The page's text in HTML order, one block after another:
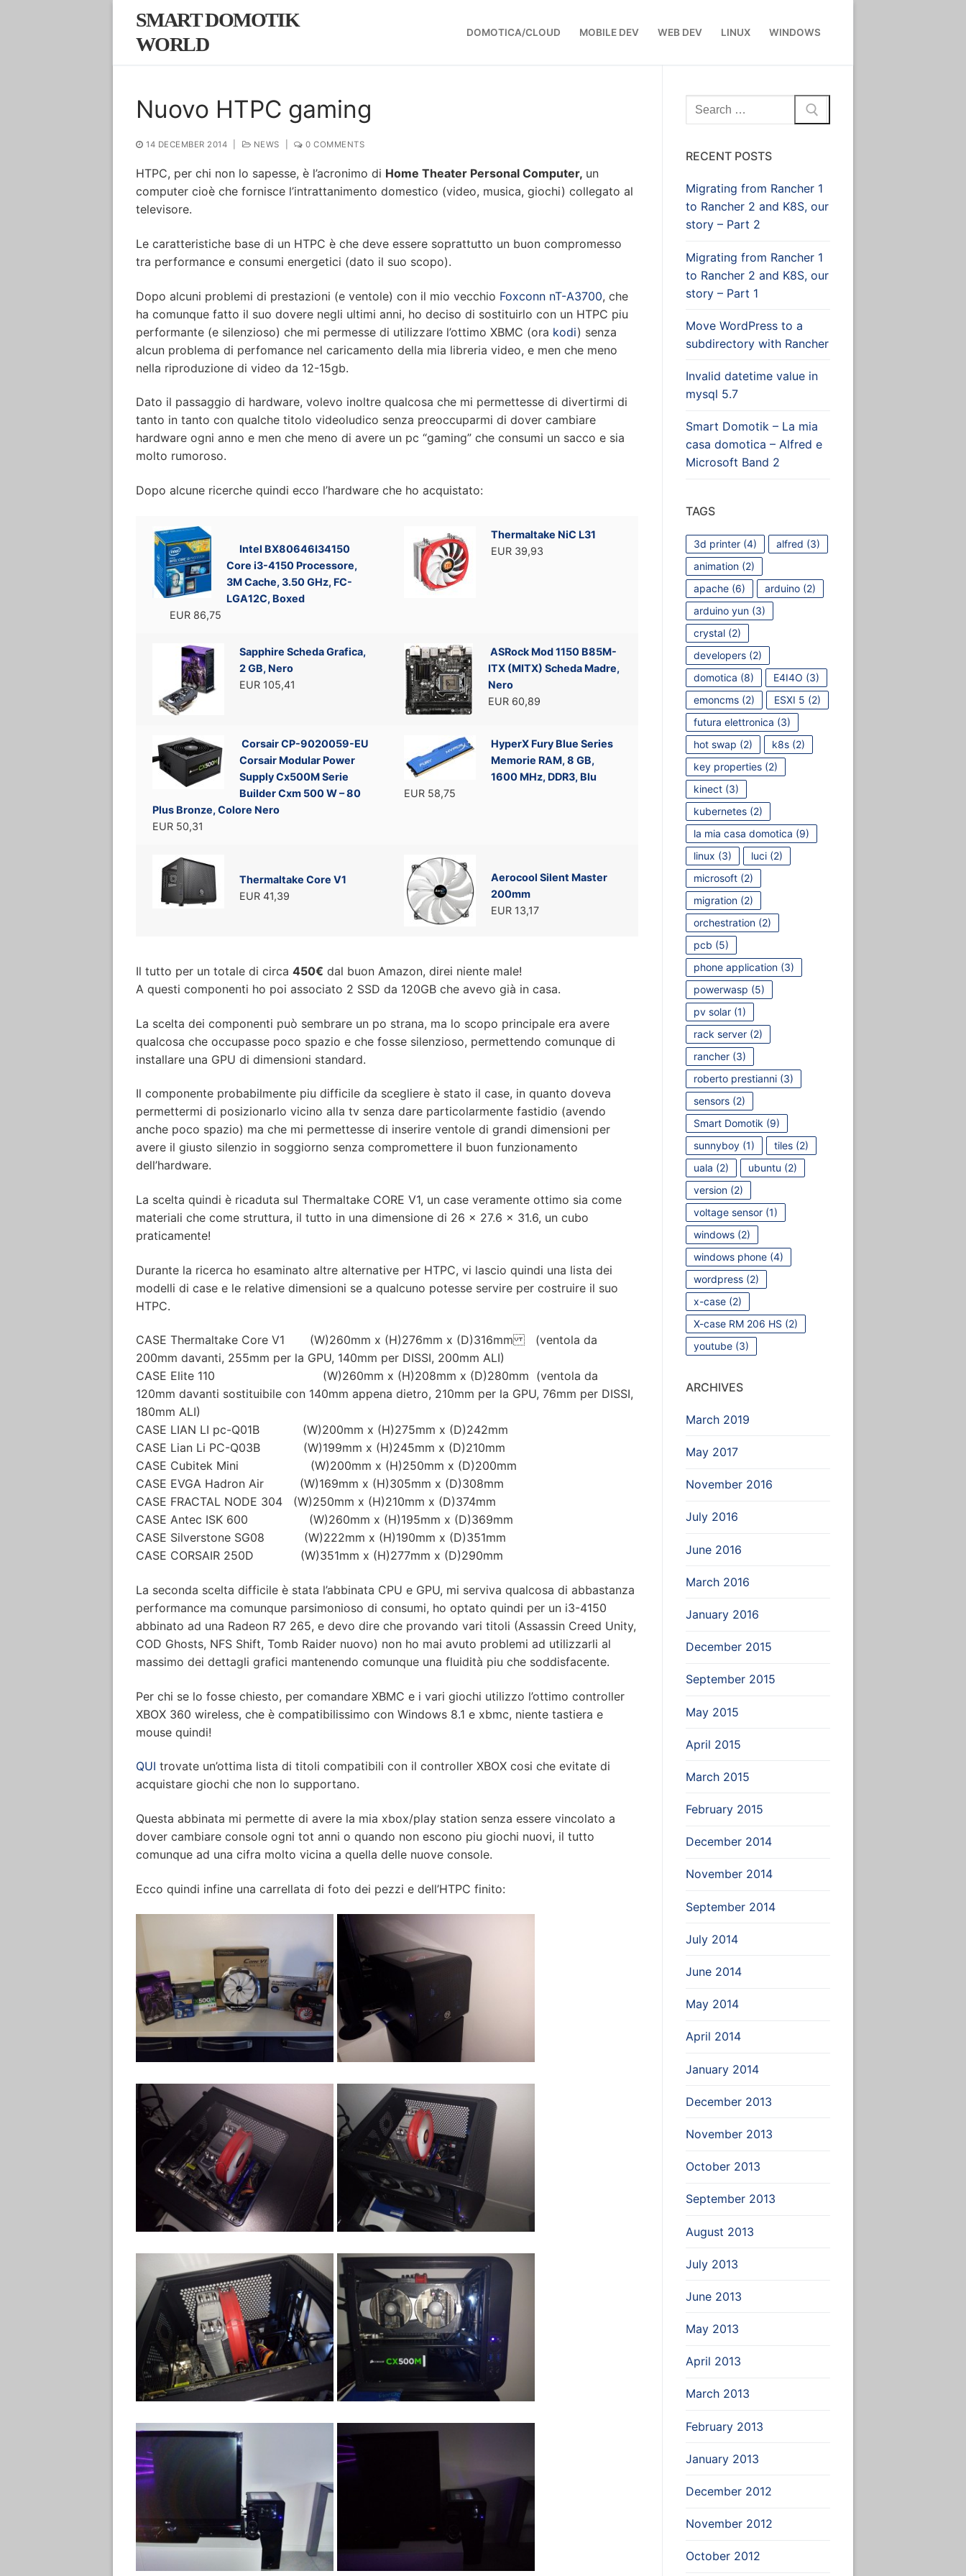
content
SMART DOMOTIK
WORLD
DOMOTICA/CLOUD MOBILE DEV WEB DEV LINUX WINDOWS
Nuovo HTPC gaming
14 DECEMBER 2014 NEWS 0 COMMENTS
HTPC, per chi non lo sapesse, è l’acronimo di Home Theater Personal Computer, un
computer cioè che fornisce l’intrattanimento domestico (video, musica, giochi) collegato al
televisore.
Le caratteristiche base di un HTPC è che deve essere soprattutto un buon compromesso
tra performance e consumi energetici (dato il suo scopo).
Dopo alcuni problemi di prestazioni (e ventole) con il mio vecchio Foxconn nT-A3700, che
ha comunque fatto il suo dovere negli ultimi anni, ho deciso di sostituirlo con un HTPC piu
performante (e silenzioso) che mi permesse di utilizzare l’ottimo XBMC (ora kodi) senza
alcun problema di perfomance nel caricamento della mia libreria video, e men che meno
nella riproduzione di video da 12-15gb.
Dato il passaggio di hardware, volevo inoltre qualcosa che mi permettesse di divertirmi di
tanto in tanto con qualche titolo videoludico senza preoccuparmi di dover cambiare
hardware ogni anno e men che meno di avere un pc “gaming” che consumi un sacco e sia
molto rumoroso.
Dopo alcune ricerche quindi ecco l’hardware che ho acquistato:
Intel BX80646I34150
Core i3-4150 Processore,
3M Cache, 3.50 GHz, FC-
LGA12C, Boxed
EUR 86,75
Thermaltake NiC L31
EUR 39,93
Sapphire Scheda Grafica,
2 GB, Nero
EUR 105,41
ASRock Mod 1150 B85M-
ITX (MITX) Scheda Madre,
Nero
EUR 60,89
Corsair CP-9020059-EU
Corsair Modular Power
Supply Cx500M Serie
Builder Cxm 500 W – 80
Plus Bronze, Colore Nero
EUR 50,31
HyperX Fury Blue Series
Memorie RAM, 8 GB,
1600 MHz, DDR3, Blu
EUR 58,75
Thermaltake Core V1
EUR 41,39
Aerocool Silent Master
200mm
EUR 13,17
Il tutto per un totale di circa 450€ dal buon Amazon, direi niente male!
A questi componenti ho poi associato 2 SSD da 120GB che avevo già in casa.
La scelta dei componenti può sembrare un po strana, ma lo scopo principale era avere
qualcosa che occupasse poco spazio e che fosse silenzioso, permettendo comunque di
installare una GPU di dimensioni standard.
Il componente probabilmente piu difficile da scegliere è stato il case, in quanto doveva
permettermi di posizionarlo vicino alla tv senza dare particolarmente fastidio (avendo
anche poco spazio) ma che mi permettesse di inserire ventole di grandi dimensioni per
avere il giusto silenzio in soggiorno senza compromettere il buon funzionamento
dell’hardware.
La scelta quindi è ricaduta sul Thermaltake CORE V1, un case veramente ottimo sia come
materiali che come struttura, il tutto in una dimensione di 26 x 27.6 x 31.6, un cubo
praticamente!
Durante la ricerca ho esaminato altre alternative per HTPC, vi lascio quindi una lista dei
modelli di case e le relative dimensioni se a qualcuno potesse servire per costruire il suo
HTPC.
CASE Thermaltake Core V1 (W)260mm x (H)276mm x (D)316mm (ventola da
200mm davanti, 255mm per la GPU, 140mm per DISSI, 200mm ALI)
CASE Elite 110 (W)260mm x (H)208mm x (D)280mm (ventola da
120mm davanti sostituibile con 140mm appena dietro, 210mm per la GPU, 76mm per DISSI,
180mm ALI)
CASE LIAN LI pc-Q01B (W)200mm x (H)275mm x (D)242mm
CASE Lian Li PC-Q03B (W)199mm x (H)245mm x (D)210mm
CASE Cubitek Mini (W)200mm x (H)250mm x (D)200mm
CASE EVGA Hadron Air (W)169mm x (H)305mm x (D)308mm
CASE FRACTAL NODE 304 (W)250mm x (H)210mm x (D)374mm
CASE Antec ISK 600 (W)260mm x (H)195mm x (D)369mm
CASE Silverstone SG08 (W)222mm x (H)190mm x (D)351mm
CASE CORSAIR 250D (W)351mm x (H)277mm x (D)290mm
La seconda scelta difficile è stata l’abbinata CPU e GPU, mi serviva qualcosa di abbastanza
performance ma comunque parsimonioso di consumi, ho optato quindi per un i3-4150
abbinato ad una Radeon R7 265, e devo dire che provando vari titoli (Assassin Creed Unity,
COD Ghosts, NFS Shift, Tomb Raider nuovo) non ho mai avuto problemi ad utilizzarli al
massimo dei dettagli grafici mantenendo comunque una fluidità piu che soddisfacente.
Per chi se lo fosse chiesto, per comandare XBMC e i vari giochi utilizzo l’ottimo controller
XBOX 360 wireless, che è compatibilissimo con Windows 8.1 e xbmc, niente tastiera e
mouse quindi!
QUI trovate un’ottima lista di titoli compatibili con il controller XBOX cosi che evitate di
acquistare giochi che non lo supportano.
Questa abbinata mi permette di avere la mia xbox/play station senza essere vincolato a
dover cambiare console ogni tot anni o quando non escono piu giochi nuovi, il tutto
comunque ad una cifra molto vicina a quella delle nuove console.
Ecco quindi infine una carrellata di foto dei pezzi e dell’HTPC finito:
Search
for:
RECENT POSTS
Migrating from Rancher 1
to Rancher 2 and K8S, our
story – Part 2
Migrating from Rancher 1
to Rancher 2 and K8S, our
story – Part 1
Move WordPress to a
subdirectory with Rancher
Invalid datetime value in
mysql 5.7
Smart Domotik – La mia
casa domotica – Alfred e
Microsoft Band 2
TAGS
3d printer(4) alfred (3)
animation(2)
apache(6) arduino(2)
arduino yun(3)
crystal(2)
developers(2)
domotica (8) E4I4O (3)
emoncms(2) ESXI 5 (2)
futura elettronica (3)
hot swap (2) k8s(2)
key properties(2)
kinect(3)
kubernetes(2)
la mia casa domotica (9)
linux (3) luci(2)
microsoft(2)
migration(2)
orchestration(2)
pcb (5)
phone application(3)
powerwasp (5)
pv solar(1)
rack server(2)
rancher(3)
roberto prestianni(3)
sensors(2)
Smart Domotik (9)
sunnyboy(1) tiles(2)
uala (2) ubuntu (2)
version(2)
voltage sensor(1)
windows(2)
windows phone(4)
wordpress(2)
x-case(2)
X-case RM 206 HS (2)
youtube(3)
ARCHIVES
March 2019
May 2017
November 2016
July 2016
June 2016
March 2016
January 2016
December 2015
September 2015
May 2015
April 2015
March 2015
February 2015
December 2014
November 2014
September 2014
July 2014
June 2014
May 2014
April 2014
January 2014
December 2013
November 2013
October 2013
September 2013
August 2013
July 2013
June 2013
May 2013
April 2013
March 2013
February 2013
January 2013
December 2012
November 2012
October 2012